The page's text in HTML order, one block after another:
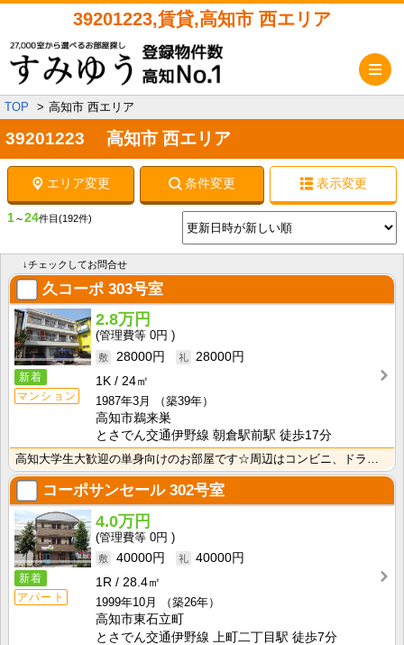
39201223,賃貸,高知市 西エリア
TOP 高知市 西エリア
39201223 高知市 西エリア
エリア変更 条件変更 表示変更
1～24件目 (192件)
↓チェックしてお問合せ
久コーポ 303号室
新着
マンション
2.8万円
0円
28000円
28000円
1K
24㎡
1987年3月
（築39年）
高知市鵜来巣
とさでん交通伊野線 朝倉駅前駅 徒歩17分
高知大学生大歓迎の単身向けのお部屋です☆周辺はコンビニ、ドラッグストア有ります！！
コーポサンセール302号室
新着
アパート
4.0万円
0円
40000円
40000円
1R
28.4㎡
1999年10月
（築26年）
高知市東石立町
とさでん交通伊野線 上町二丁目駅 徒歩7分